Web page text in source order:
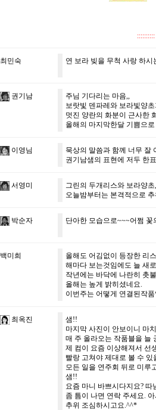
최민숙 연 보라 빚을 무척 사랑 하
권기남
주님 기다리는 마음,,
보랏빛 덴파레와 보라빛양
멋진 양란의 화분이 근사한
올해의 마지막한달 기쁨으
이영님
묵상의 말씀과 함께 너무 잘
권기남샘의 표현에 저두 한
서영미
그린의 두개리스와 보라양
오늘밤부터는 본격적으로
박순자 단아한 모습으로~~~어쩜
백미희
올해도 어김없이 등장한 리
해마다 보는것임에도 늘 새
작년에는 바닥에 나란히 촛
올해는 높게 밝히셨네요.
이번주는 어떻게 연결된작
최옥진
샘!!
마지막 사진이 안보이니 마
매 주 올라오는 작품블을 늘
제 컴이 요즘 이상해져서 선
빨랑 고쳐야 제대로 볼 수 있
모든 일을 연주회 뒤로 미루
샘!!
요즘 마니 바쁘시다지요?
좀 틈이 나면 연락 주세요. 아
추위 조심하시고요.^^*